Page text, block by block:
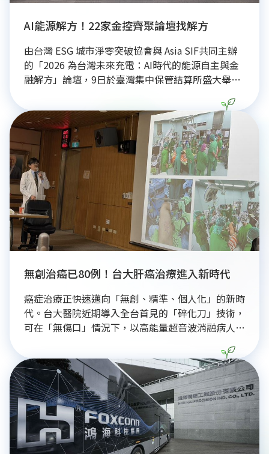
AI能源解方！22家金控齊聚論壇找解方
由台灣 ESG 城市淨零突破協會與 Asia SIF共同主辦
的「2026 為台灣未來充電：AI時代的能源自主與金
融解方」論壇，9日於臺灣集中保管結算所盛大舉行
及銀行代表，共同探討AI經濟下的能源自主與淨零金
融路徑。
無創治癌已80例！台大肝癌治療進入新時代
癌症治療正快速邁向「無創、精準、個人化」的新時
代。台大醫院近期導入全台首見的「碎化刀」技術，
可在「無傷口」情況下，以高能量超音波消融病人體
到達的深處位置，也能在不傷及周邊血管、組織情況
下完成手術。過去一年已80例臨床試驗後，台大醫
院今（10）日與美方簽訂MOU揭牌訓練中心。但此
項治療需自費。（記者：簡浩正）